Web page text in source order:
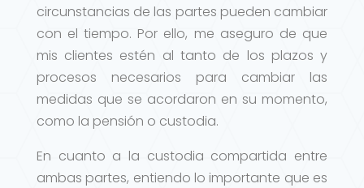
circunstancias de las partes pueden cambiar
con el tiempo. Por ello, me aseguro de que
mis clientes estén al tanto de los plazos y
procesos necesarios para cambiar las
medidas que se acordaron en su momento,
como la pensión o custodia.
En cuanto a la custodia compartida entre
ambas partes, entiendo lo importante que es